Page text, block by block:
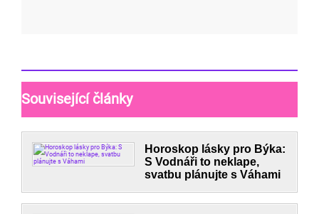
Související články
Horoskop lásky pro Býka:
S Vodnáři to neklape,
svatbu plánujte s Váhami